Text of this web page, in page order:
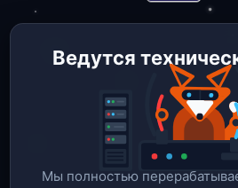
Ведутся
Мы полностью